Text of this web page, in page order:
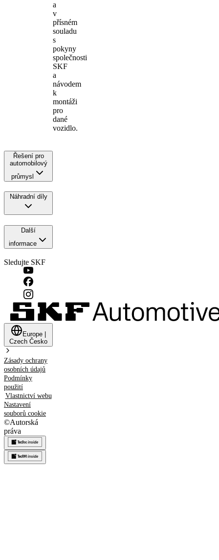
a
v
přísném
souladu
s
pokyny
společnosti
SKF
a
návodem
k
montáži
pro
dané
vozidlo.
Řešení pro
automobilový
průmysl
Náhradní díly
Další
informace
Sledujte SKF
Europe
Czech Česko
Zásady ochrany
osobních údajů
Podmínky
použití
Vlastnictví webu
Nastavení
souborů cookie
©Autorská
práva